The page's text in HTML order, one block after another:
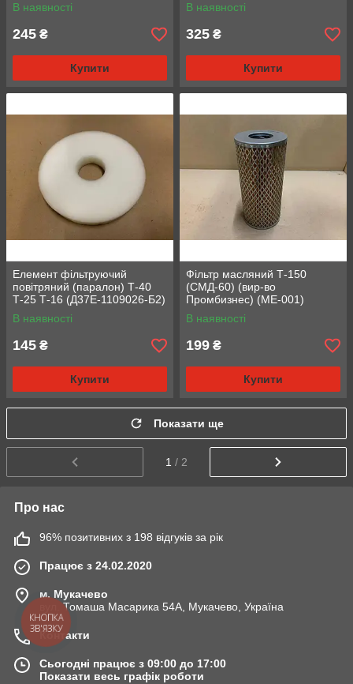
В наявності
245 ₴
Купити
В наявності
325 ₴
Купити
Елемент фільтруючий
повітряний (паралон) Т-40
Т-25 Т-16 (Д37Е-1109026-Б2)
В наявності
145 ₴
Купити
Фільтр масляний Т-150
(СМД-60) (вир-во
Промбизнес) (МЕ-001)
В наявності
199 ₴
Купити
Показати ще
1 / 2
Про нас
96% позитивних з 198 відгуків за рік
Працює з 24.02.2020
м. Мукачево
вул. Томаша Масарика 54А, Мукачево, Україна
Контакти
Сьогодні працює з 09:00 до 17:00
Показати весь графік роботи
КНОПКА
ЗВ'ЯЗКУ